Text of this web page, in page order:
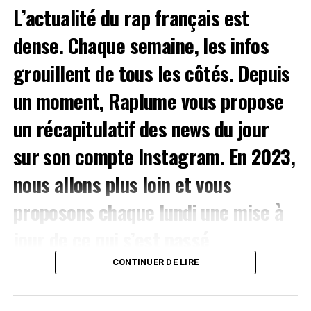
VYV Festival – Dijon (du 9 au 11 juin)
On
L’actualité du rap français est
dense. Chaque semaine, les infos
grouillent de tous les côtés. Depuis
un moment, Raplume vous propose
un récapitulatif des news du jour
sur soncompte Instagram. En 2023,
nous allons plus loin et vous
proposons chaque lundi une mise à
d’important dans le secteur.
L’article se clôture avec la liste des
CONTINUER DE LIRE